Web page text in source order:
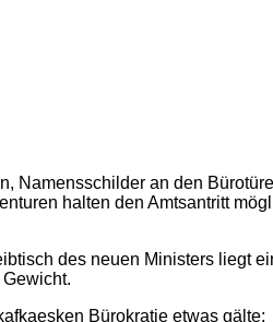
Namensschilder an den
halten den Amtsantritt
des neuen Ministers liegt
Bürokratie etwas